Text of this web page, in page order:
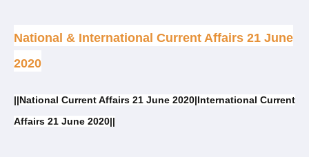
National & International Current Affairs 21 June
2020
||National Current Affairs 21 June 2020|International Current
Affairs 21 June 2020||